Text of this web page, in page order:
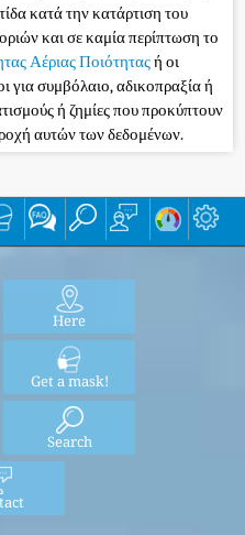
κατά την κατάρτιση του
και σε καμία περίπτωση το
Αέριας Ποιότηταςή οι
για συμβόλαιο, αδικοπραξία ή
ή ζημίες που προκύπτουν
αυτών των δεδομένων.
Here
Get a mask!
Search